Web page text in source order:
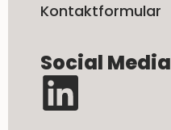
Kontaktformular
Social Media